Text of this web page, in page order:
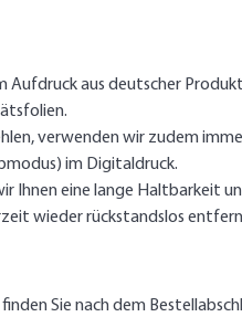
Aufdruck aus deutscher
verwenden wir zudem
im Digitaldruck.
Ihnen eine lange Haltbarkeit
wieder rückstandslos
Sie nach dem